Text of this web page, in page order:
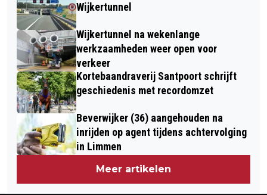
Wijkertunnel
Wijkertunnel na wekenlange
werkzaamheden weer open voor
verkeer
Kortebaandraverij Santpoort schrijft
geschiedenis met recordomzet
Beverwijker (36) aangehouden na
inrijden op agent tijdens achtervolging
in Limmen
Meer artikelen